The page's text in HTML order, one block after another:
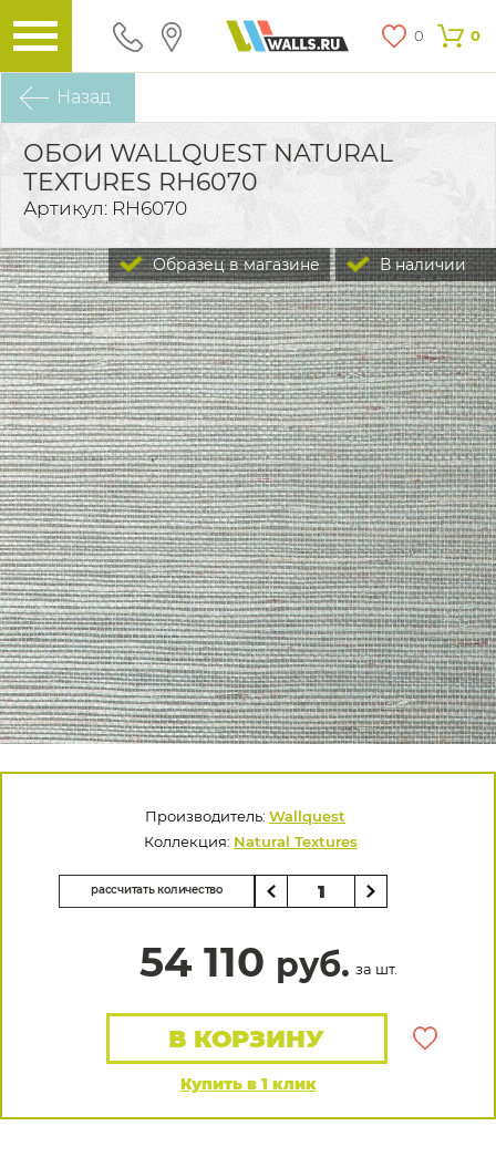
0 0
Назад
ОБОИ WALLQUEST NATURAL
TEXTURES RH6070
Артикул: RH6070
В наличии
Образец в магазине
Производитель: Wallquest
Коллекция: Natural Textures
рассчитать количество
54 110 руб. за шт.
Купить в 1 клик
В КОРЗИНУ